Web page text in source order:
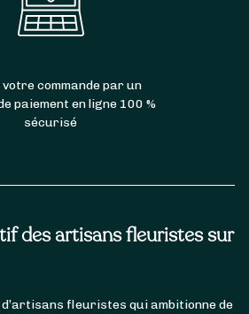
des artisans fleuristes sur
fleuristes qui ambitionne de
votre commande par un
paiement en ligne 100 %
sécurisé